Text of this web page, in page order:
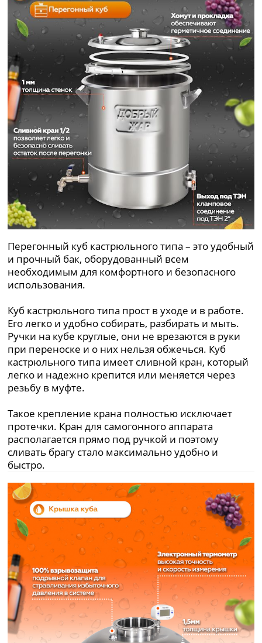
Перегонный куб кастрюльного типа – это удобный
и прочный бак, оборудованный всем
необходимым для комфортного и безопасного
использования.
Куб кастрюльного типа прост в уходе и в работе.
Его легко и удобно собирать, разбирать и мыть.
Ручки на кубе круглые, они не врезаются в руки
при переноске и о них нельзя обжечься. Куб
кастрюльного типа имеет сливной кран, который
легко и надежно крепится или меняется через
резьбу в муфте.
Такое крепление крана полностью исключает
протечки. Кран для самогонного аппарата
располагается прямо под ручкой и поэтому
сливать брагу стало максимально удобно и
быстро.